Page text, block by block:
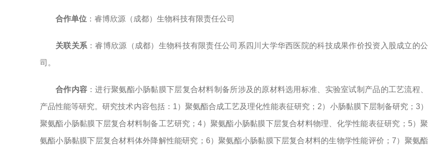
合作单位 ：睿博欣源（成都）生物科技有限责任公司
关联关系 ：睿博欣源（成都）生物科技有限责任公司系四川大学华西医院的科技成果作价投资入股成立的公
司。
合作内容 ：进行聚氨酯小肠黏膜下层复合材料制备所涉及的原材料选用标准、实验室试制产品的工艺流程、
产品性能等研究。研究技术内容包括：1）聚氨酯合成工艺及理化性能表征研究；2）小肠黏膜下层制备研究；3）
聚氨酯小肠黏膜下层复合材料制备工艺研究；4）聚氨酯小肠黏膜下层复合材料物理、化学性能表征研究；5）聚
氨酯小肠黏膜下层复合材料体外降解性能研究；6）聚氨酯小肠黏膜下层复合材料的生物学性能评价；7）聚氨酯